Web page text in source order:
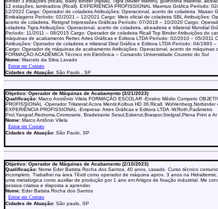
12 estações, laminadora (Ricall). EXPERIÊNCIA PROFISSIONAL Maxmus Gráfica Período:
12/2022 Cargo: Operador de coladeira Atribuições: Operacional, acerto de coladeira. Masao
Embalagens Período: 02/2021 – 12/2021 Cargo: Meio oficial de coladeira SBL Atribuições:
acerto de coladeira. Rettgraf Impressões Gráficas Período: 07/2016 – 10/2020 Cargo:
coladeira Tigra Atribuições: Operacional, acerto de coladeira, alceadeira e trilateral Mundial
Período: 11/2011 – 08/2015 Cargo: Operador de coladeira Ricall Top Binder Atribuições do
máquinas de acabamento Rettec Artes Gráficas e Editora LTDA Período: 02/2010 – 05/2011
Atribuições: Operador de coladeira e trilateral Diral Gráfica e Editora LTDA Período: 04/1993
Cargo: Operador de máquinas de acabamento Atribuições: Operacional, acerto de máquinas
FORMAÇÃO ACADÊMICA Técnico em Eletrônica – Cursando Universidade Cruzeiro do Sul
Nome: Marcelo da Silva Lavado
Cidades de Atuação: São Paulo , SP
Objetivo: Operador de Máquinas de Acabamento (3/21/2023)
Qualificação: Marco Anotônio Vilela FORMAÇÃO ESCOLAR -Ensino Médio Competo
PROFISSIONAL -Operador Trilateral:Acora Mentir,Kolbus HD 36,Ricall, Wohlenberg,Norbinder
EXPERIÊNCIA PROFISSIONAL -Empresa: Artes Gráficas e Editora LTDA -W.Roth,Parâmetro
Prol,Yangraf,Redroma,Cromosete, Bradeirante Sesul,Eskenzi,Braspor,Stelgraf,Plena Print e
Nome: Marco Antônio Vilela
Cidades de Atuação: São Paulo, SP
Objetivo: Operador de Máquinas de Acabamento (2/10/2023)
Qualificação: Nome Eder Batista Rocha dos Santos, 40 anos, casado. Curso técnico
incompleto. Trabalhei na área Têxtil como operador de máquina aprox. 3 anos na
uma metalúrgica como auxiliar de produção por 1 ano em Artigos de fixação industrial. Me
pessoa criativa e disposta a aprender.
Nome: Eder Batista Rocha dos Santos
Cidades de Atuação: São paulo, SP